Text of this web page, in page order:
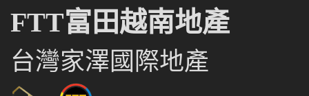
FTT富田越南地產
台灣家澤國際地產